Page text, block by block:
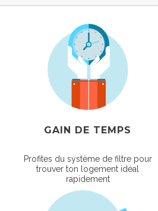
GAIN DE TEMPS
Profites du système de filtre pour
trouver ton logement idéal
rapidement